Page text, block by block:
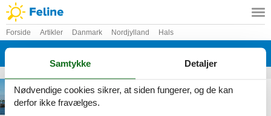
Forside Artikler Danmark Nordjylland Hals
Bisnap
Sommerhus i Bisnap
Samtykke Detaljer
Nødvendige cookies sikrer, at siden fungerer, og de kan
derfor ikke fravælges.